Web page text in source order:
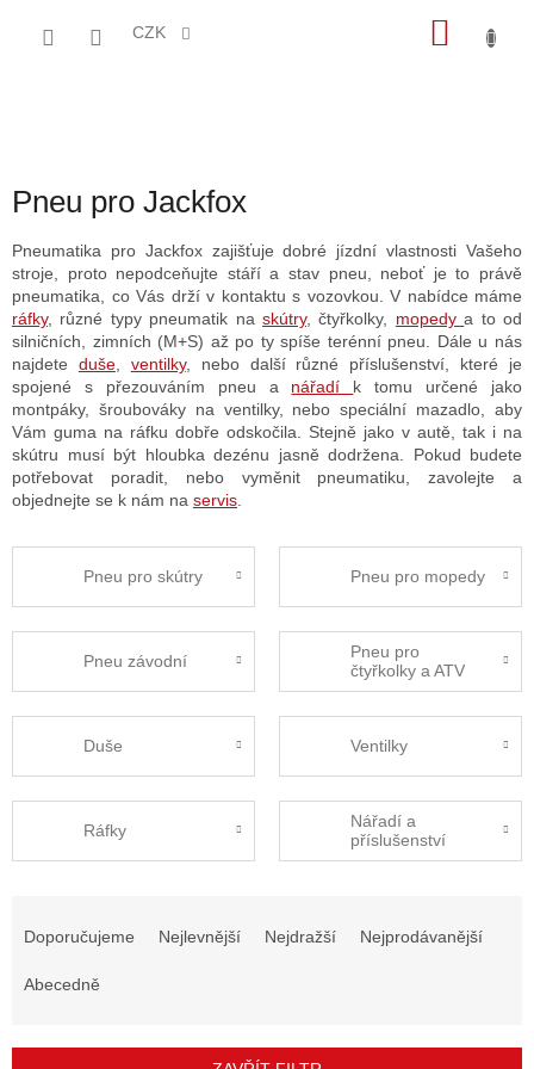
CZK
Pneu pro Jackfox
Pneumatika pro Jackfox zajišťuje dobré jízdní vlastnosti Vašeho
stroje, proto nepodceňujte stáří a stav pneu, neboť je to právě
pneumatika, co Vás drží v kontaktu s vozovkou. V nabídce máme
ráfky, různé typy pneumatik na skútry, čtyřkolky, mopedya to od
silničních, zimních (M+S) až po ty spíše terénní pneu. Dále u nás
najdete duše, ventilky, nebo další různé příslušenství, které je
spojené s přezouváním pneu a nářadí k tomu určené jako
montpáky, šroubováky na ventilky, nebo speciální mazadlo, aby
Vám guma na ráfku dobře odskočila. Stejně jako v autě, tak i na
skútru musí být hloubka dezénu jasně dodržena. Pokud budete
potřebovat poradit, nebo vyměnit pneumatiku, zavolejte a
objednejte se k nám na servis
Pneu pro skútry Pneu pro mopedy
Pneu závodní
Pneu pro
čtyřkolky a ATV
Duše Ventilky
Ráfky
Nářadí a
příslušenství
Doporučujeme Nejlevnější Nejdražší Nejprodávanější
Abecedně